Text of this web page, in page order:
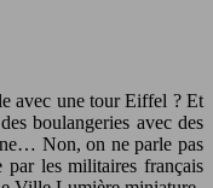
avec une tour Eiffel ? Et
boulangeries avec des
Non, on ne parle pas
les militaires français